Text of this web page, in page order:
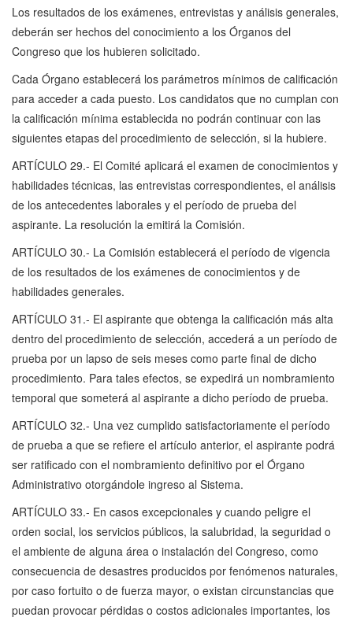
Los resultados de los exámenes, entrevistas y análisis generales,
deberán ser hechos del conocimiento a los Órganos del
Congreso que los hubieren solicitado.
Cada Órgano establecerá los parámetros mínimos de calificación
para acceder a cada puesto. Los candidatos que no cumplan con
la calificación mínima establecida no podrán continuar con las
siguientes etapas del procedimiento de selección, si la hubiere.
ARTÍCULO 29.- El Comité aplicará el examen de conocimientos y
habilidades técnicas, las entrevistas correspondientes, el análisis
de los antecedentes laborales y el período de prueba del
aspirante. La resolución la emitirá la Comisión.
ARTÍCULO 30.- La Comisión establecerá el período de vigencia
de los resultados de los exámenes de conocimientos y de
habilidades generales.
ARTÍCULO 31.- El aspirante que obtenga la calificación más alta
dentro del procedimiento de selección, accederá a un período de
prueba por un lapso de seis meses como parte final de dicho
procedimiento. Para tales efectos, se expedirá un nombramiento
temporal que someterá al aspirante a dicho período de prueba.
ARTÍCULO 32.- Una vez cumplido satisfactoriamente el período
de prueba a que se refiere el artículo anterior, el aspirante podrá
ser ratificado con el nombramiento definitivo por el Órgano
Administrativo otorgándole ingreso al Sistema.
ARTÍCULO 33.- En casos excepcionales y cuando peligre el
orden social, los servicios públicos, la salubridad, la seguridad o
el ambiente de alguna área o instalación del Congreso, como
consecuencia de desastres producidos por fenómenos naturales,
por caso fortuito o de fuerza mayor, o existan circunstancias que
puedan provocar pérdidas o costos adicionales importantes, los